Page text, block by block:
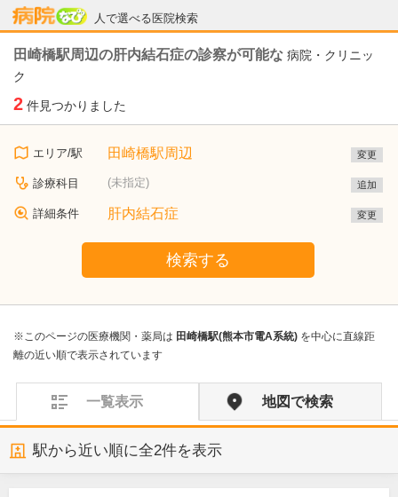
人で選べる医院検索
病院なび
田崎橋駅周辺の肝内結石症の診察が可能な 病院・クリニッ
ク
2 件見つかりました
エリア/駅 田崎橋駅周辺 変更
診療科目 (未指定) 追加
詳細条件 肝内結石症 変更
検索する
※このページの医療機関・薬局は 田崎橋駅(熊本市電A系統) を中心に直線距
離の近い順で表示されています
一覧表示 地図で検索
駅から近い順に全2件を表示